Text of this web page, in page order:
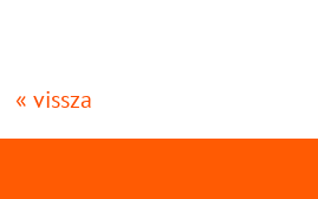
« vissza